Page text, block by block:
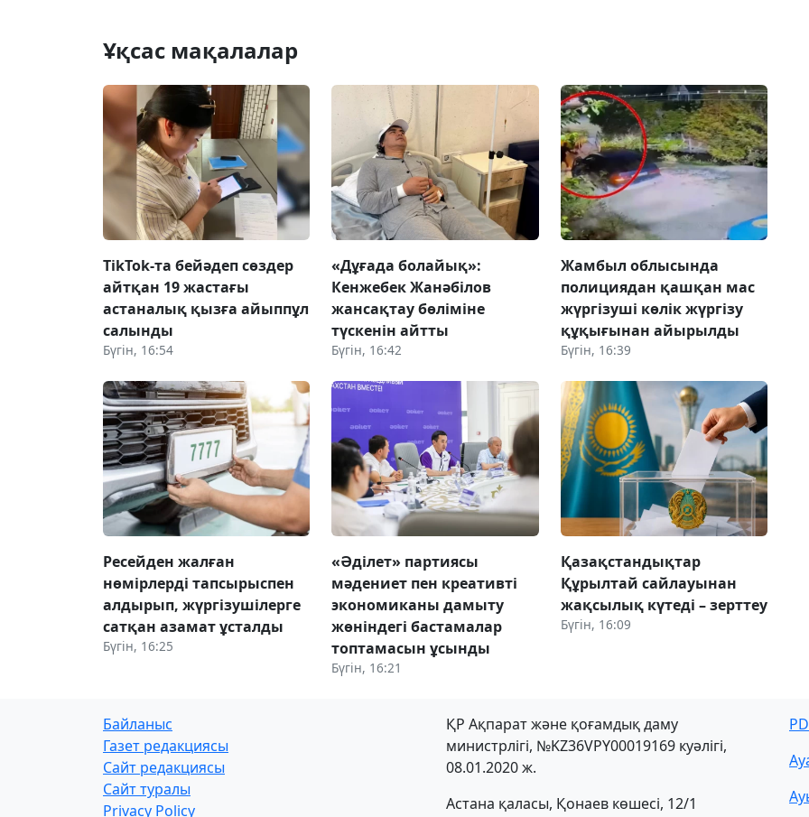
Ұқсас мақалалар
TikTok-та бейәдеп сөздер
айтқан 19 жастағы
астаналық қызға айыппұл
салынды
Бүгін, 16:54
«Дұғада болайық»:
Кенжебек Жанәбілов
жансақтау бөліміне
түскенін айтты
Бүгін, 16:42
Жамбыл облысында
полициядан қашқан мас
жүргізуші көлік жүргізу
құқығынан айырылды
Бүгін, 16:39
Ресейден жалған
нөмірлерді тапсырыспен
алдырып, жүргізушілерге
сатқан азамат ұсталды
Бүгін, 16:25
«Әділет» партиясы
мәдениет пен креативті
экономиканы дамыту
жөніндегі бастамалар
топтамасын ұсынды
Бүгін, 16:21
Қазақстандықтар
Құрылтай сайлауынан
жақсылық күтеді – зерттеу
Бүгін, 16:09
Байланыс
Газет редакциясы
Сайт редакциясы
Сайт туралы
Privacy Policy
ҚР Ақпарат және қоғамдық даму
министрлігі, №KZ36VPY00019169 куәлігі,
08.01.2020 ж.
Астана қаласы, Қонаев көшесі, 12/1